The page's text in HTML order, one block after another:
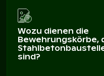
Wozu dienen die
Bewehrungskörbe,
sind?